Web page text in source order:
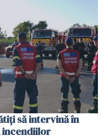
să intervină în
incendiilor